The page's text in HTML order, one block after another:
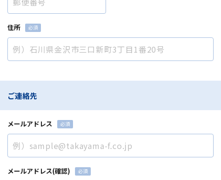
住所
ご連絡先
メールアドレス
メールアドレス(確認)